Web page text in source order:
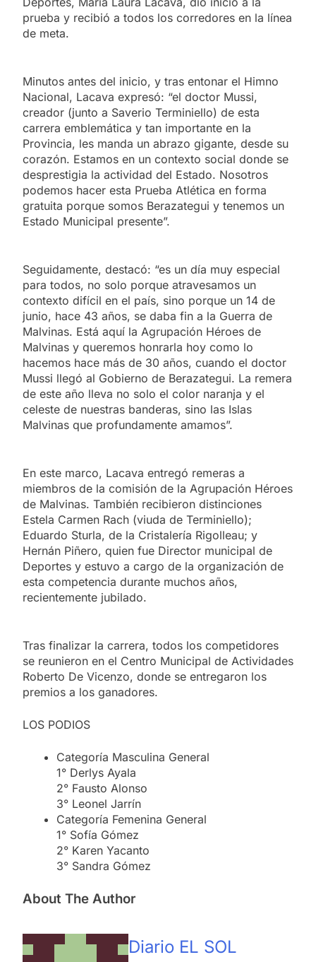
prueba y recibió a todos los corredores en la línea
de meta.
Minutos antes del inicio, y tras entonar el Himno
Nacional, Lacava expresó: “el doctor Mussi,
creador (junto a Saverio Terminiello) de esta
carrera emblemática y tan importante en la
Provincia, les manda un abrazo gigante, desde su
corazón. Estamos en un contexto social donde se
desprestigia la actividad del Estado. Nosotros
podemos hacer esta Prueba Atlética en forma
gratuita porque somos Berazategui y tenemos un
Estado Municipal presente”.
Seguidamente, destacó: “es un día muy especial
para todos, no solo porque atravesamos un
contexto difícil en el país, sino porque un 14 de
junio, hace 43 años, se daba fin a la Guerra de
Malvinas. Está aquí la Agrupación Héroes de
Malvinas y queremos honrarla hoy como lo
hacemos hace más de 30 años, cuando el doctor
Mussi llegó al Gobierno de Berazategui. La remera
de este año lleva no solo el color naranja y el
celeste de nuestras banderas, sino las Islas
Malvinas que profundamente amamos”.
En este marco, Lacava entregó remeras a
miembros de la comisión de la Agrupación Héroes
de Malvinas. También recibieron distinciones
Estela Carmen Rach (viuda de Terminiello);
Eduardo Sturla, de la Cristalería Rigolleau; y
Hernán Piñero, quien fue Director municipal de
Deportes y estuvo a cargo de la organización de
esta competencia durante muchos años,
recientemente jubilado.
Tras finalizar la carrera, todos los competidores
se reunieron en el Centro Municipal de Actividades
Roberto De Vicenzo, donde se entregaron los
premios a los ganadores.
LOS PODIOS
Categoría Masculina General
1° Derlys Ayala
2° Fausto Alonso
3° Leonel Jarrín
Categoría Femenina General
1° Sofía Gómez
2° Karen Yacanto
3° Sandra Gómez
About The Author
Diario EL SOL